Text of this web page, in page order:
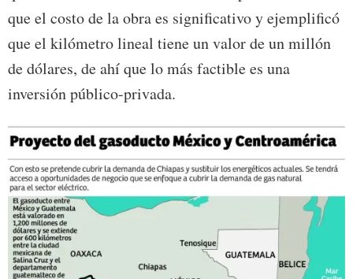
que el costo de la obra es significativo y ejemplificó
que el kilómetro lineal tiene un valor de un millón
de dólares, de ahí que lo más factible es una
inversión público-privada.